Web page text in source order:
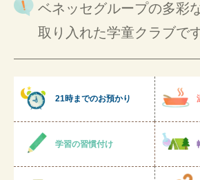
ベネッセグループの多彩
取り入れた学童クラブです
21時までのお預かり
学習の習慣付け